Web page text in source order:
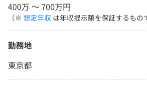
400万 〜 700万円
（※ 想定年収 は年収提示額を保証するもの
勤務地
東京都